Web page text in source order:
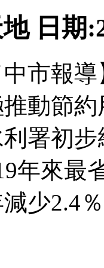
日期
中市報導
動節
署初
年來最
少2.4